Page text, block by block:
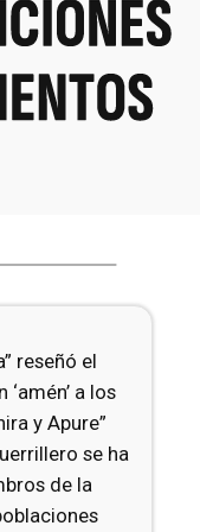
reseñó el
a los
y Apure”
se ha
de la